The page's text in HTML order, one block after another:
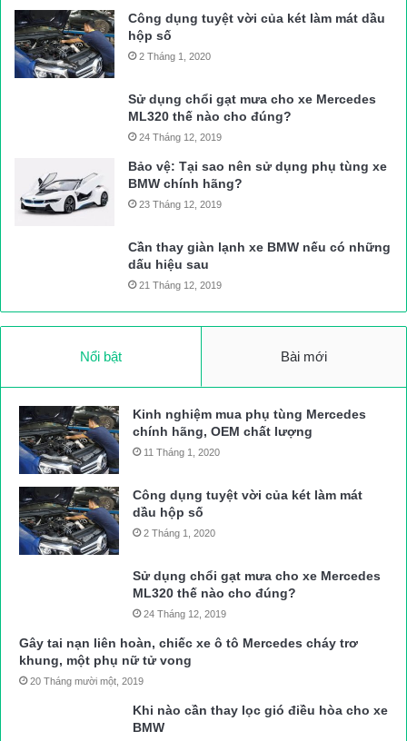
Công dụng tuyệt vời của két làm mát dầu
hộp số
2 Tháng 1, 2020
Sử dụng chổi gạt mưa cho xe Mercedes
ML320 thế nào cho đúng?
24 Tháng 12, 2019
Bảo vệ: Tại sao nên sử dụng phụ tùng xe
BMW chính hãng?
23 Tháng 12, 2019
Cần thay giàn lạnh xe BMW nếu có những
dấu hiệu sau
21 Tháng 12, 2019
Nổi bật Bài mới
Kinh nghiệm mua phụ tùng Mercedes
chính hãng, OEM chất lượng
11 Tháng 1, 2020
Công dụng tuyệt vời của két làm mát
dầu hộp số
2 Tháng 1, 2020
Sử dụng chổi gạt mưa cho xe Mercedes
ML320 thế nào cho đúng?
24 Tháng 12, 2019
Gây tai nạn liên hoàn, chiếc xe ô tô Mercedes cháy trơ
khung, một phụ nữ tử vong
20 Tháng mười một, 2019
Khi nào cần thay lọc gió điều hòa cho xe
BMW